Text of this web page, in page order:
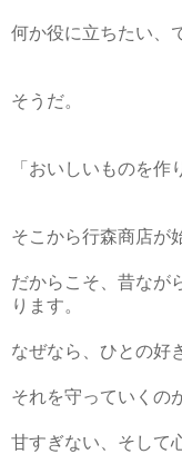
何か役に立ちたい、
そうだ。
「おいしいものを作
そこから行森商店が
だからこそ、昔なが
ります。
なぜなら、ひとの好
それを守っていくの
甘すぎない、そして